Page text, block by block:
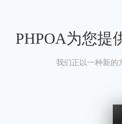
PHPOA为您提
我们正以一种新的